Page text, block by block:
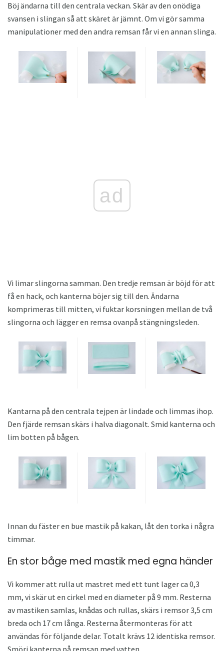
Böj ändarna till den centrala veckan. Skär av den onödiga
svansen i slingan så att skäret är jämnt. Om vi ​​gör samma
manipulationer med den andra remsan får vi en annan slinga.
ad
Vi limar slingorna samman. Den tredje remsan är böjd för att
få en hack, och kanterna böjer sig till den. Ändarna
komprimeras till mitten, vi fuktar korsningen mellan de två
slingorna och lägger en remsa ovanpå stängningsleden.
Kantarna på den centrala tejpen är lindade och limmas ihop.
Den fjärde remsan skärs i halva diagonalt. Smid kanterna och
lim botten på bågen.
Innan du fäster en bue mastik på kakan, låt den torka i några
timmar.
En stor båge med mastik med egna händer
Vi kommer att rulla ut mastret med ett tunt lager ca 0,3
mm, vi skär ut en cirkel med en diameter på 9 mm. Resterna
av mastiken samlas, knådas och rullas, skärs i remsor 3,5 cm
breda och 17 cm långa. Resterna återmonteras för att
användas för följande delar. Totalt krävs 12 identiska remsor.
Smörj kanterna på remsan med vatten.